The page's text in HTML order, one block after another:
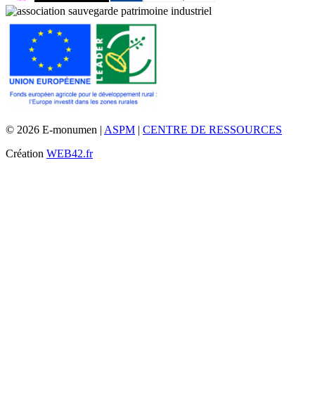
© 2026 E-monumen | ASPM | CENTRE DE RESSOURCES
Création WEB42.fr